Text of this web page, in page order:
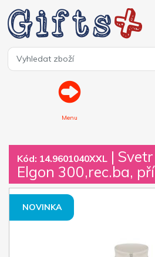
Menu
Kód: 14.9601040XXL |
Elgon 300,rec.ba,
NOVINKA